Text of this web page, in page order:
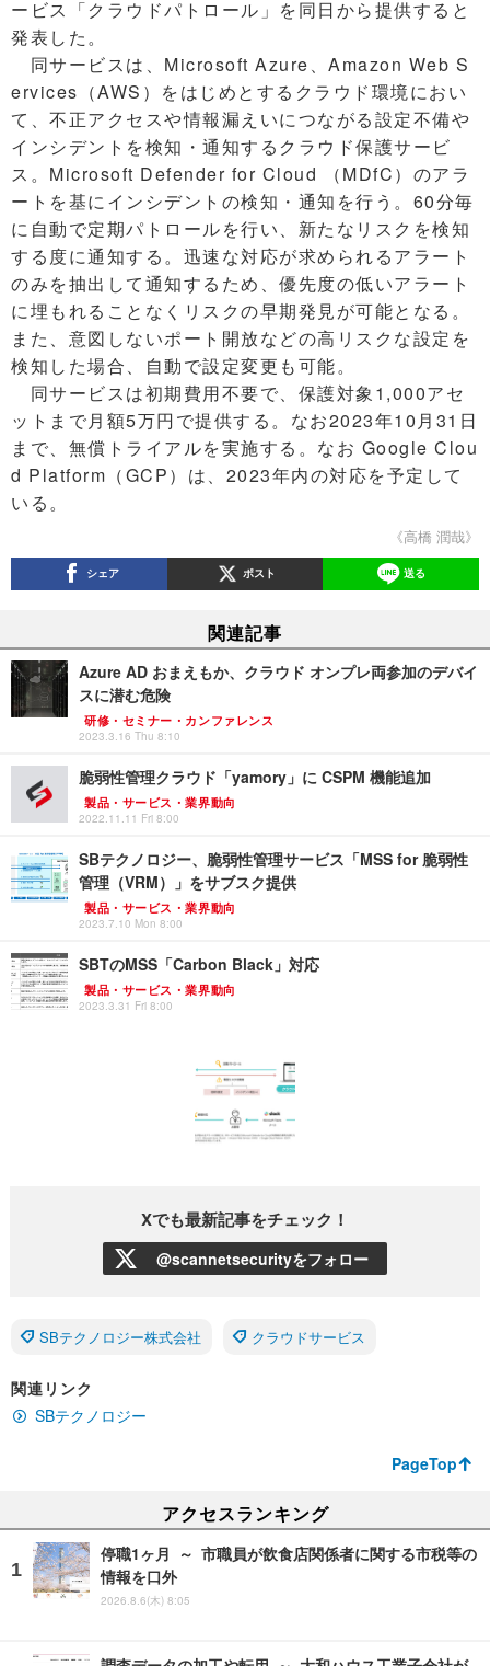
ービス「クラウドパトロール」を同日から提供すると
発表した。
同サービスは、Microsoft Azure、Amazon Web S
ervices（AWS）をはじめとするクラウド環境におい
て、不正アクセスや情報漏えいにつながる設定不備や
インシデントを検知・通知するクラウド保護サービ
ス。Microsoft Defender for Cloud （MDfC）のアラ
ートを基にインシデントの検知・通知を行う。60分毎
に自動で定期パトロールを行い、新たなリスクを検知
する度に通知する。迅速な対応が求められるアラート
のみを抽出して通知するため、優先度の低いアラート
に埋もれることなくリスクの早期発見が可能となる。
また、意図しないポート開放などの高リスクな設定を
検知した場合、自動で設定変更も可能。
同サービスは初期費用不要で、保護対象1,000アセ
ットまで月額5万円で提供する。なお2023年10月31日
まで、無償トライアルを実施する。なお Google Clou
d Platform（GCP）は、2023年内の対応を予定して
いる。
《高橋 潤哉》
シェア ポスト 送る
関連記事
Azure AD おまえもか、クラウド オンプレ両参加のデバイ
スに潜む危険
研修・セミナー・カンファレンス
2023.3.16 Thu 8:10
脆弱性管理クラウド「yamory」に CSPM 機能追加
製品・サービス・業界動向
2022.11.11 Fri 8:00
SBテクノロジー、脆弱性管理サービス「MSS for 脆弱性
管理（VRM）」をサブスク提供
製品・サービス・業界動向
2023.7.10 Mon 8:00
SBTのMSS「Carbon Black」対応
製品・サービス・業界動向
2023.3.31 Fri 8:00
Xでも最新記事をチェック！
@scannetsecurityをフォロー
SBテクノロジー株式会社 クラウドサービス
関連リンク
SBテクノロジー
PageTop
アクセスランキング
停職1ヶ月 ～ 市職員が飲食店関係者に関する市税等の
情報を口外
2026.8.6(木) 8:05